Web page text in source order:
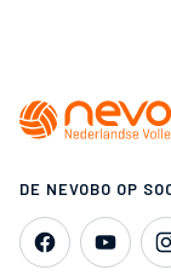
DE NEVOBO OP